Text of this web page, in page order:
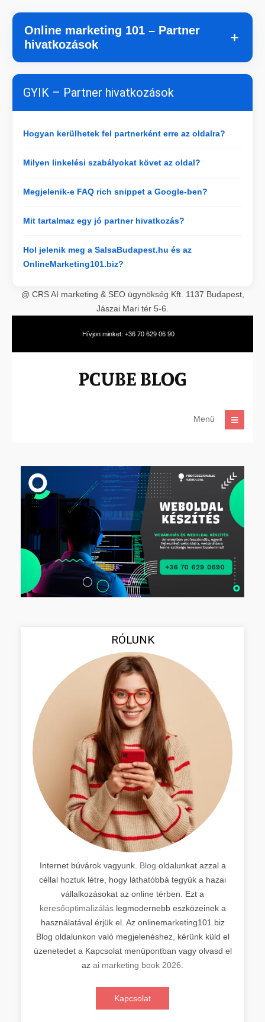
Online marketing 101 – Partner
hivatkozások
＋
GYIK – Partner hivatkozások
Hogyan kerülhetek fel partnerként erre az oldalra?
Milyen linkelési szabályokat követ az oldal?
Megjelenik-e FAQ rich snippet a Google-ben?
Mit tartalmaz egy jó partner hivatkozás?
Hol jelenik meg a SalsaBudapest.hu és az
OnlineMarketing101.biz?
@ CRS AI marketing & SEO ügynökség Kft. 1137 Budapest,
Jászai Mari tér 5-6.
Hívjon minket: +36 70 629 06 90
Menü
RÓLUNK
Internet búvárok vagyunk. Blog oldalunkat azzal a
céllal hoztuk létre, hogy láthatóbbá tegyük a hazai
vállalkozásokat az online térben. Ezt a
keresőoptimalizáláslegmodernebb eszközeinek a
használatával érjük el. Az onlinemarketing101.biz
Blog oldalunkon való megjelenéshez, kérünk küld el
üzenetedet a Kapcsolat menüpontban vagy olvasd el
az ai marketing book 2026
Kapcsolat